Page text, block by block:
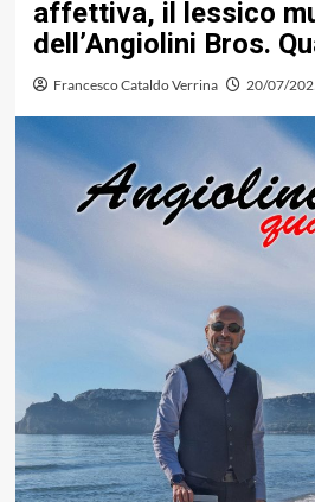
affettiva, il lessico
dell’Angiolini Bros.
Francesco Cataldo Verrina 20/07/